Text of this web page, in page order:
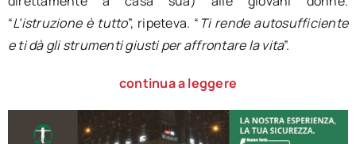
“L’istruzione è tutto”, ripeteva. “Ti rende autosufficiente
e ti dà gli strumenti giusti per affrontare la vita”.
continua a leggere